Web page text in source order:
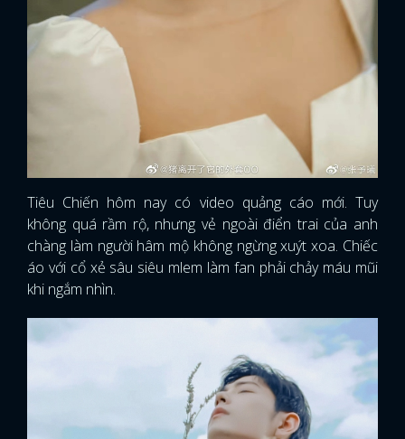
Tiêu Chiến hôm nay có video quảng cáo mới. Tuy
không quá rầm rộ, nhưng vẻ ngoài điển trai của anh
chàng làm người hâm mộ không ngừng xuýt xoa. Chiếc
áo với cổ xẻ sâu siêu mlem làm fan phải chảy máu mũi
khi ngắm nhìn.